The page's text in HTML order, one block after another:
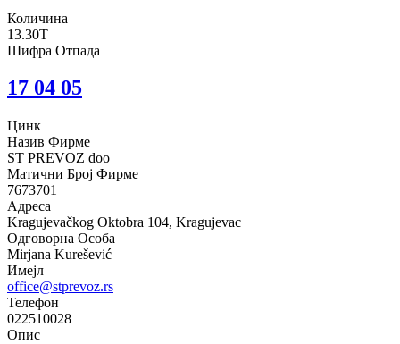
Количина
13.30T
Шифра Отпада
17 04 05
Цинк
Назив Фирме
ST PREVOZ doo
Матични Број Фирме
7673701
Адреса
Kragujevačkog Oktobra 104, Kragujevac
Одговорна Особа
Mirjana Kurešević
Имејл
office@stprevoz.rs
Телефон
022510028
Опис